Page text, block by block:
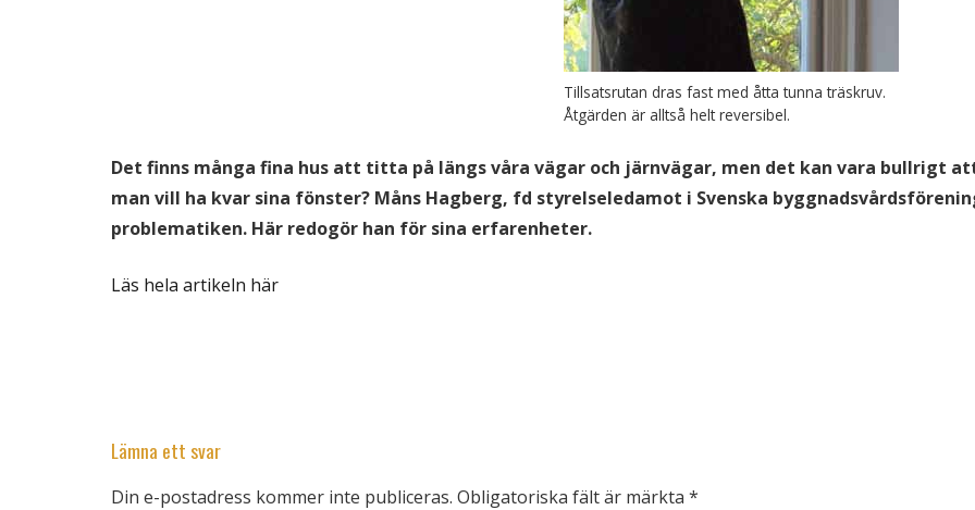
Tillsatsrutan dras fast med åtta tunna träskruv.
Åtgärden är alltså helt reversibel.
Det finns många fina hus att titta på längs våra vägar och järnvägar, men det kan vara bullrigt
man vill ha kvar sina fönster? Måns Hagberg, fd styrelseledamot i Svenska
problematiken. Här redogör han för sina erfarenheter.
Läs hela artikeln här
Lämna ett svar
Din e-postadress kommer inte publiceras. Obligatoriska fält är märkta *